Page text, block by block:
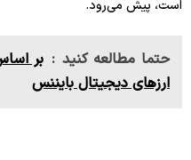
است، پیش می‌رود.
حتما مطالعه کنید :
ارزهای دیجیتال بایننس